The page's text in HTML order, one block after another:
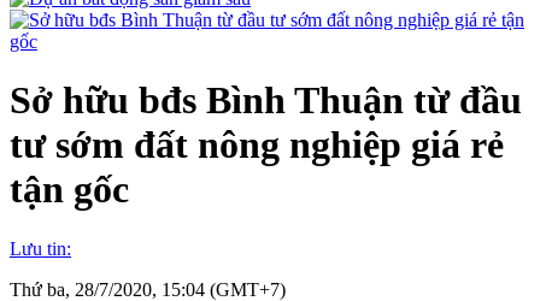
Sở hữu bđs Bình Thuận từ đầu
tư sớm đất nông nghiệp giá rẻ
tận gốc
Lưu tin:
Thứ ba, 28/7/2020, 15:04 (GMT+7)